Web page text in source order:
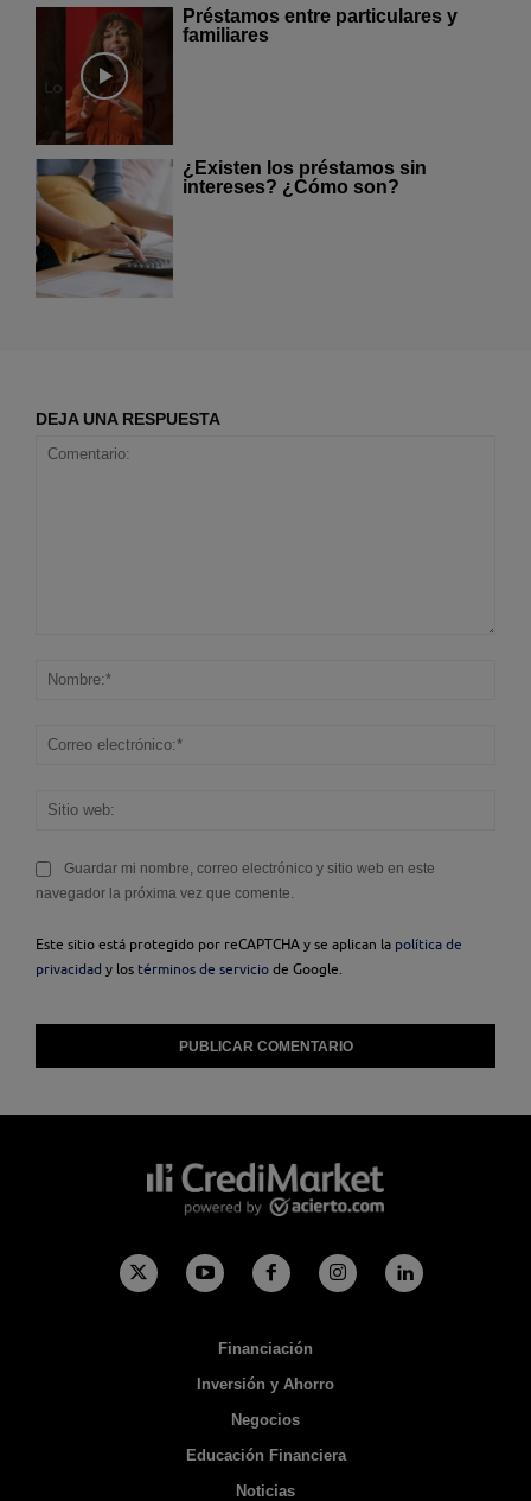
Préstamos entre particulares y
familiares
¿Existen los préstamos sin
intereses? ¿Cómo son?
DEJA UNA RESPUESTA
Guardar mi nombre, correo electrónico y sitio web en este
navegador la próxima vez que comente.
Este sitio está protegido por reCAPTCHA y se aplican la política de
privacidad y los términos de servicio de Google.
Financiación
Inversión y Ahorro
Negocios
Educación Financiera
Noticias